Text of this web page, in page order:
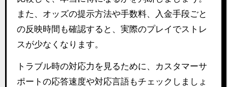
また、オッズの提示方法や手数料、入金手段ごと
の反映時間も確認すると、実際のプレイでストレ
スが少なくなります。
トラブル時の対応力を見るために、カスタマーサ
ポートの応答速度や対応言語もチェックしましょ